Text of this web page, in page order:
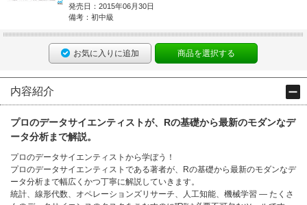
発売日：2015年06月30日
備考：初中級
お気に入りに追加 商品を選択する
内容紹介
プロのデータサイエンティストが、Rの基礎から最新のモダンなデ
ータ分析まで解説。
プロのデータサイエンティストから学ぼう！
プロのデータサイエンティストである著者が、Rの基礎から最新のモダンなデ
ータ分析まで幅広くかつ丁寧に解説していきます。
統計、線形代数、オペレーションズリサーチ、人工知能、機械学習 ― たくさ